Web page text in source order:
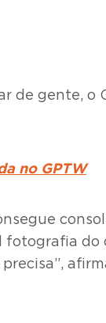
de gente,
no GPTW